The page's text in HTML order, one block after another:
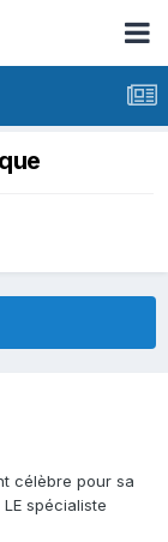
célèbre pour sa
spécialiste